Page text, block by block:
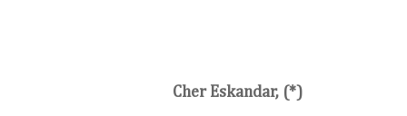
Cher Eskandar, (*)